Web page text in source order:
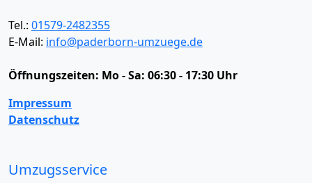
Tel.: 01579-2482355
E-Mail: info@paderborn-umzuege.de
Öffnungszeiten: Mo - Sa: 06:30 - 17:30 Uhr
Impressum
Datenschutz
Umzugsservice